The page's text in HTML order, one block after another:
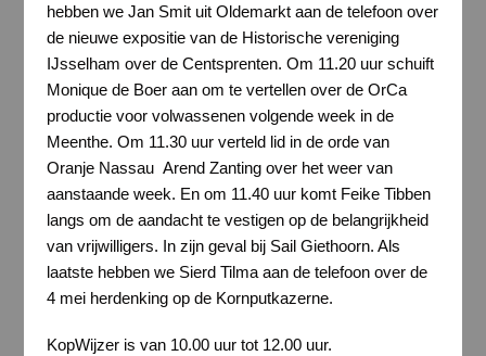
hebben we Jan Smit uit Oldemarkt aan de telefoon over
de nieuwe expositie van de Historische vereniging
IJsselham over de Centsprenten. Om 11.20 uur schuift
Monique de Boer aan om te vertellen over de OrCa
productie voor volwassenen volgende week in de
Meenthe. Om 11.30 uur verteld lid in de orde van
Oranje Nassau Arend Zanting over het weer van
aanstaande week. En om 11.40 uur komt Feike Tibben
langs om de aandacht te vestigen op de belangrijkheid
van vrijwilligers. In zijn geval bij Sail Giethoorn. Als
laatste hebben we Sierd Tilma aan de telefoon over de
4 mei herdenking op de Kornputkazerne.
KopWijzer is van 10.00 uur tot 12.00 uur.